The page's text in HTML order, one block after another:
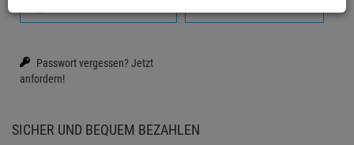
Passwort vergessen?Jetzt
anfordern!
SICHER UND BEQUEM BEZAHLEN